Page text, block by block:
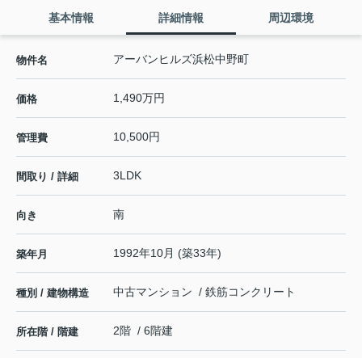
基本情報 詳細情報 周辺環境
物件名 アーバンヒルズ浜松中野町
価格 1,490万円
管理費 10,500円
間取り / 詳細 3LDK
向き 南
築年月 1992年10月 (築33年)
種別 / 建物構造 中古マンション / 鉄筋コンクリート
所在階 / 階建 2階 / 6階建